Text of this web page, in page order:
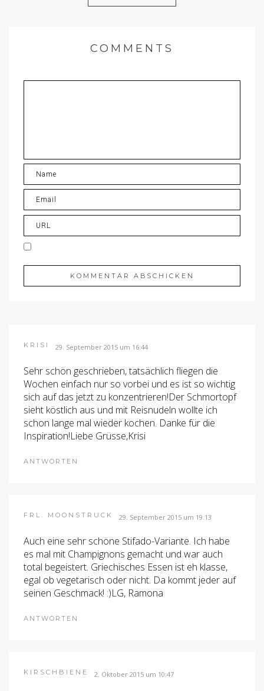
COMMENTS
KRISI 29. September 2015 um 16:44
Sehr schön geschrieben, tatsächlich fliegen die
Wochen einfach nur so vorbei und es ist so wichtig
sich auf das jetzt zu konzentrieren!Der Schmortopf
sieht köstlich aus und mit Reisnudeln wollte ich
schon lange mal wieder kochen. Danke für die
Inspiration!Liebe Grüsse,Krisi
ANTWORTEN
FRL. MOONSTRUCK 29. September 2015 um 19:13
Auch eine sehr schöne Stifado-Variante. Ich habe
es mal mit Champignons gemacht und war auch
total begeistert. Griechisches Essen ist eh klasse,
egal ob vegetarisch oder nicht. Da kommt jeder auf
seinen Geschmack! :)LG, Ramona
ANTWORTEN
KIRSCHBIENE 2. Oktober 2015 um 10:47